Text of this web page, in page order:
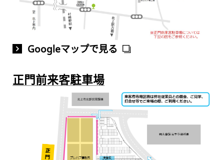
Googleマップで見る
正門前来客駐車場